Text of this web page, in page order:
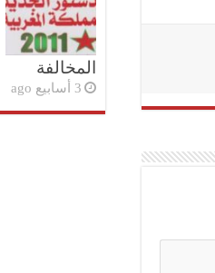
المخالفة
3 أسابيع ago